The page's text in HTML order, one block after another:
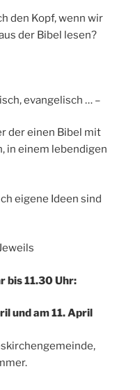
den Kopf, wenn wir
der Bibel lesen?
evangelisch … –
der einen Bibel mit
in einem lebendigen
eigene Ideen sind
11.30 Uhr:
am 11. April